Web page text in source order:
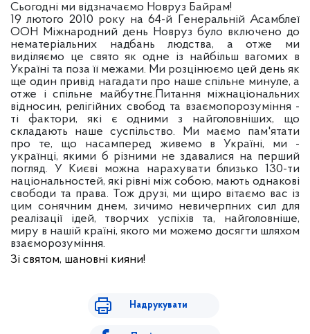
Сьогодні ми відзначаємо Новруз Байрам!
19 лютого 2010 року на 64-й Генеральній Асамблеї
ООН Міжнародний день Новруз було включено до
нематеріальних надбань людства, а отже ми
виділяємо це свято як одне із найбільш вагомих в
Україні та поза її межами. Ми розцінюємо цей день як
ще один привід нагадати про наше спільне минуле, а
отже і спільне майбутнє.Питання міжнаціональних
відносин, релігійних свобод та взаємопорозуміння -
ті фактори, які є одними з найголовніших, що
складають наше суспільство. Ми маємо пам'ятати
про те, що насамперед живемо в Україні, ми -
українці, якими б різними не здавалися на перший
погляд. У Києві можна нарахувати близько 130-ти
національностей, які рівні між собою, мають однакові
свободи та права. Тож друзі, ми щиро вітаємо вас із
цим сонячним днем, зичимо невичерпних сил для
реалізації ідей, творчих успіхів та, найголовніше,
миру в нашій країні, якого ми можемо досягти шляхом
взаєморозуміння.
Зі святом, шановні кияни!
Надрукувати